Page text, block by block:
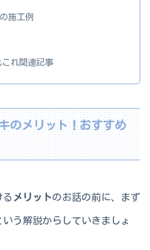
施工例
れ関連記事
のメリット！おすすめ
る メリットのお話の前に、まず
いう解説からしていきましょ